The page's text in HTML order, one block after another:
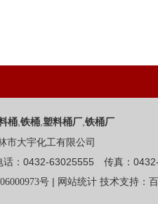
桶 铁桶 塑料桶厂 铁桶厂
市大宇化工有限公司
：0432-63025555 传真：
号 | 网站统计 技术支持：